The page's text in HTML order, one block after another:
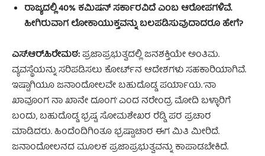
ರಾಜ್ಯದಲ್ಲಿ 40% ಕಮಿಷನ್‌ ಸರ್ಕಾರವಿದೆ ಎಂಬ ಆರೋಪಗಳಿವೆ.
ಹೀಗಿರುವಾಗ ಲೋಕಾಯುಕ್ತವನ್ನು ಬಲಪಡಿಸುವುದಾದರೂ ಹೇಗೆ?
ಎಸ್‌.ಆರ್‌.ಹಿರೇಮಠ:ಪ್ರಜಾಪ್ರಭುತ್ವದಲ್ಲಿ ಜನಶಕ್ತಿಯೇ ಅಂತಿಮ.
ವ್ಯವಸ್ಥೆಯನ್ನು ಸರಿಪಡಿಸಲು ಕೋರ್ಟ್‌ನ ಆದೇಶಗಳು ಸಹಕಾರಿಯಾಗಿವೆ.
ಇಷ್ಟಾಗಿಯೂ ಜನಾಂದೋಲವೇ ಬಹುದೊಡ್ಡ ಪರ್ಯಾಯ. ‘ನಾ
ಖಾವೂಂಗ ನಾ ಖಾನೇ ದೂಂಗ’ ಎಂದ ನರೇಂದ್ರ ಮೋದಿ ಬಳ್ಳಾರಿಗೆ
ಬಂದು, ಬಹುದೊಡ್ಡ ಭ್ರಷ್ಟ ಸೋಮಶೇಖರ ರೆಡ್ಡಿ ಪರ ಪ್ರಚಾರ
ಮಾಡಿದರು. ಹಿಂದೆಂದಿಗಿಂತೂ ಭ್ರಷ್ಟಾಚಾರ ಈಗ ಮಿತಿ ಮೀರಿದೆ.
ಜನಾಂದೋಲನದ ಮೂಲಕ ಪ್ರಜಾಪ್ರಭುತ್ವವನ್ನು ಕಾಪಾಡಬೇಕಿದೆ.